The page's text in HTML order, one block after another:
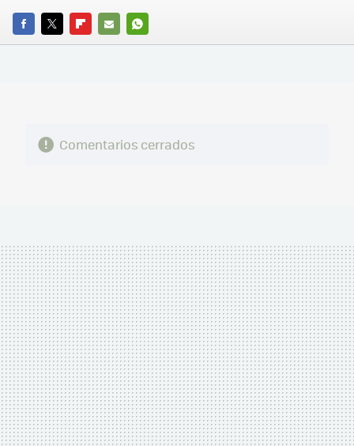
FACEBOOK
TWITTERFLIPBOARD
E-
WHATSAPP
Comentarios cerrados